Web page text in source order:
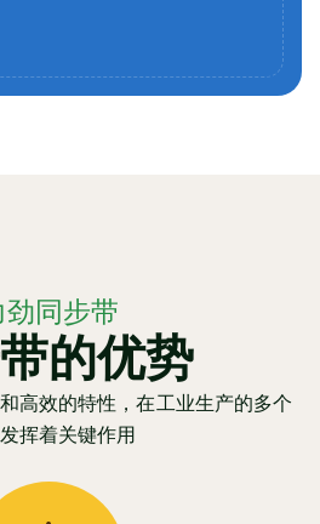
劲同步带
的优势
高效的特性，在工业生产的多个
挥着关键作用